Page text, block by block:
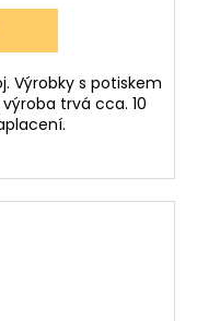
Výrobky s potiskem
trvá cca. 10